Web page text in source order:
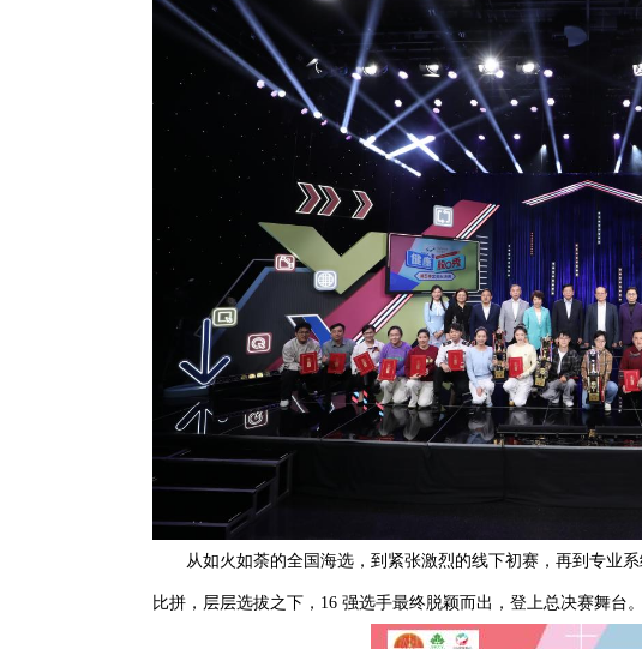
从如火如荼的全国海选，到紧张激烈的线下初赛，再到专业
比拼，层层选拔之下，16 强选手最终脱颖而出，登上总决赛舞台